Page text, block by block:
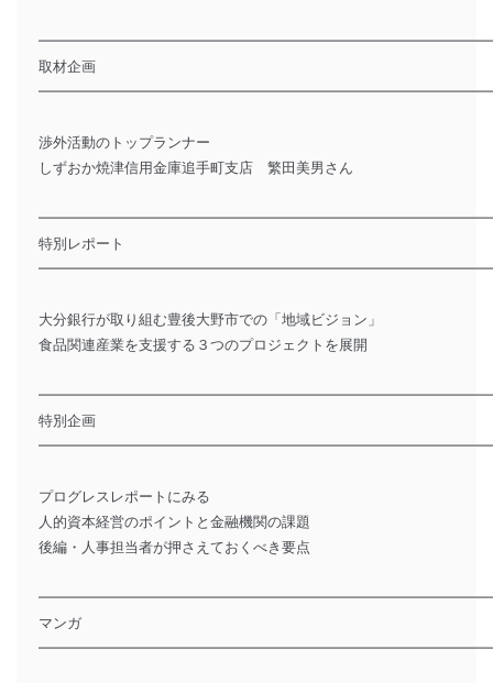
取材企画
渉外活動のトップランナー
しずおか焼津信用金庫追手町支店 繁田美男さん
特別レポート
大分銀行が取り組む豊後大野市での「地域ビジョン」
食品関連産業を支援する３つのプロジェクトを展開
特別企画
プログレスレポートにみる
人的資本経営のポイントと金融機関の課題
後編・人事担当者が押さえておくべき要点
マンガ